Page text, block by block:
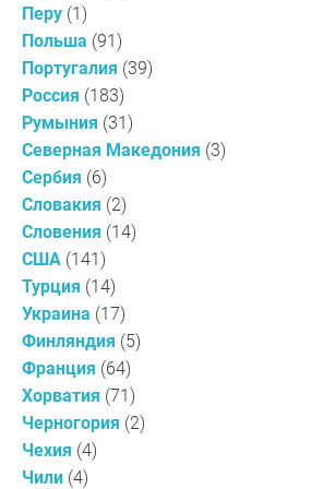
Перу (1)
Польша (91)
Португалия (39)
Россия (183)
Румыния (31)
Северная Македония (3)
Сербия (6)
Словакия (2)
Словения (14)
США (141)
Турция (14)
Украина (17)
Финляндия (5)
Франция (64)
Хорватия (71)
Черногория (2)
Чехия (4)
Чили (4)